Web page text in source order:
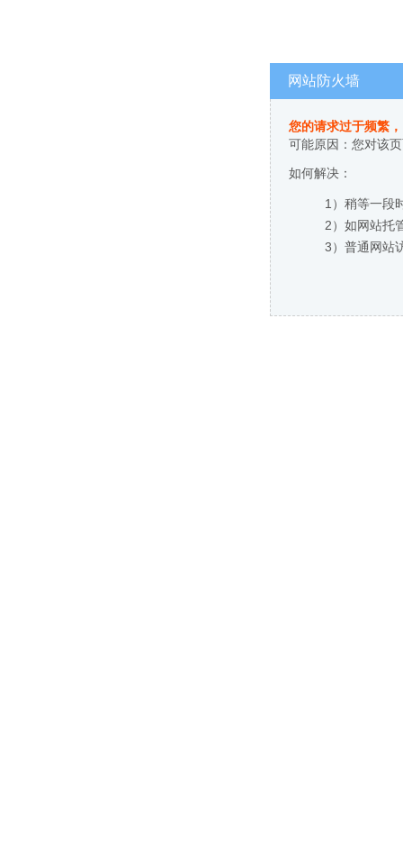
网站防火墙
您的请求过于频繁
可能原因：您对该
如何解决：
1）稍等一段
2）如网站托
3）普通网站